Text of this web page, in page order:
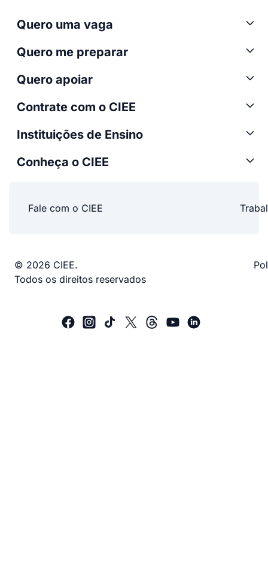
Quero uma vaga
Quero me preparar
Quero apoiar
Contrate com o CIEE
Instituições de Ensino
Conheça o CIEE
Fale com o CIEE
© 2026 CIEE.
Todos os direitos reservados